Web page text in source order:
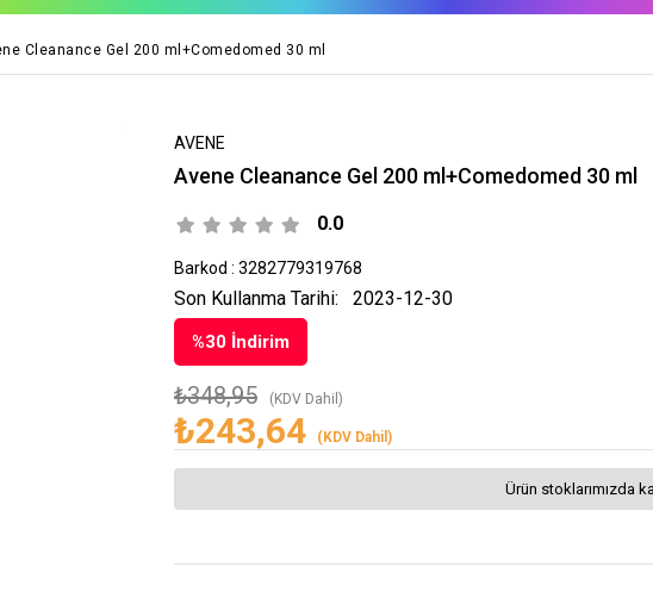
Cleanance Gel 200 ml+Comedomed 30 ml
AVENE
Avene Cleanance Gel 200 ml+Comedomed 30 ml
0.0
Barkod : 3282779319768
%30 İndirim
₺348,95 (KDV Dahil)
₺243,64 (KDV Dahil)
Son Kullanma Tarihi: 2023-12-30
Ürün stoklarımızda